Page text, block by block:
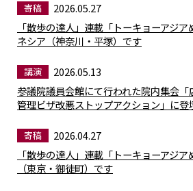
寄稿
2026.05.27
「散歩の達人」連載「トーキョーアジ
ネシア（神奈川・平塚）です
講演
2026.05.13
参議院議員会館にて行われた院内集会「
管理ビザ改悪ストップアクション」に登
寄稿
2026.04.27
「散歩の達人」連載「トーキョーアジ
（東京・御徒町）です